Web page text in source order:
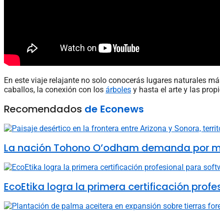
En este viaje relajante no solo conocerás lugares naturales
caballos, la conexión con los árboles y hasta el arte y las
Recomendados de Econews
La nación Tohono O’odham demanda por
EcoEtika logra la primera certificación